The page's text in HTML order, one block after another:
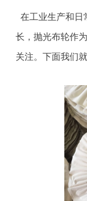
在工业生产和日
长，抛光布轮作
关注。下面我们